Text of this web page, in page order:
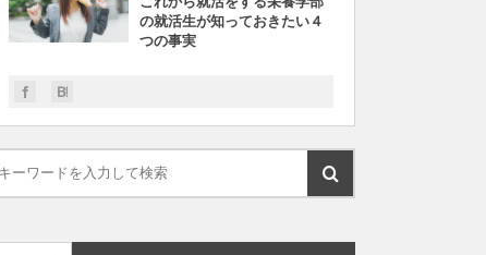
の就活生が知っておきたい４
つの事実